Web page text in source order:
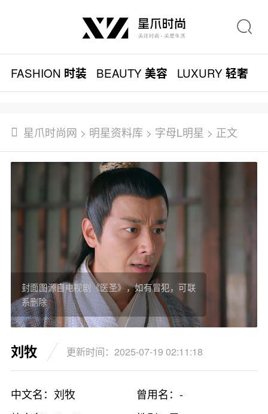
FASHION 时装 BEAUTY美容 LUXURY轻奢
星爪时尚网 > 明星资料库 > 字母L明星 > 正文
封面图源自电视剧《医圣》，如有冒犯，可联
系删除
刘牧 更新时间：2025-07-19 02:11:18
中文名：刘牧
曾用名：-